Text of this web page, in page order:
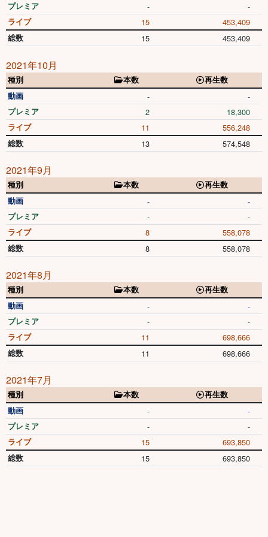
プレミア - -
ライブ 15 453,409
総数 15 453,409
2021年10月
種別 本数
再生数
動画
- -
プレミア 2 18,300
ライブ 11 556,248
総数 13 574,548
2021年9月
種別 本数
再生数
動画
- -
プレミア - -
ライブ 8 558,078
総数 8 558,078
2021年8月
種別 本数
再生数
動画
- -
プレミア - -
ライブ 11 698,666
総数 11 698,666
2021年7月
種別 本数
再生数
動画
- -
プレミア - -
ライブ 15 693,850
総数 15 693,850